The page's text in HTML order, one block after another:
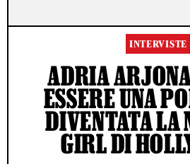
INTERVISTE
ADRIA
ESSERE UNA
DIVENTATA LA
GIRL DI